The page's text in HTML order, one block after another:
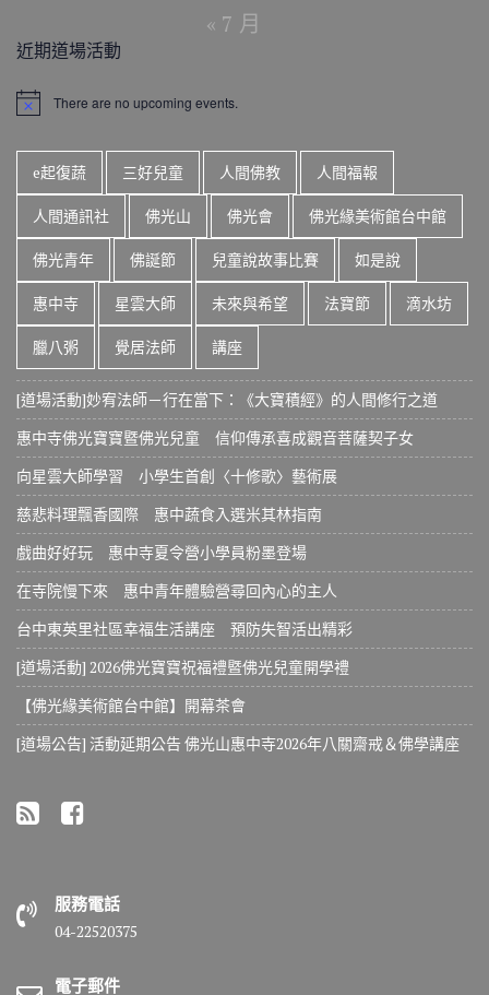
« 7 月
近期道場活動
N
e
There are no upcoming events.
e起復蔬 三好兒童 人間佛教 人間福報
人間通訊社 佛光山 佛光會 佛光緣美術館台中館
佛光青年 佛誕節 兒童說故事比賽 如是說
惠中寺 星雲大師 未來與希望 法寶節 滴水坊
臘八粥 覺居法師 講座
[道場活動]妙宥法師－行在當下：《大寶積經》的人間修行之道
惠中寺佛光寶寶暨佛光兒童 信仰傳承喜成觀音菩薩契子女
向星雲大師學習 小學生首創〈十修歌〉藝術展
慈悲料理飄香國際 惠中蔬食入選米其林指南
戲曲好好玩 惠中寺夏令營小學員粉墨登場
在寺院慢下來 惠中青年體驗營尋回內心的主人
台中東英里社區幸福生活講座 預防失智活出精彩
[道場活動] 2026佛光寶寶祝福禮暨佛光兒童開學禮
【佛光緣美術館台中館】開幕茶會
[道場公告] 活動延期公告 佛光山惠中寺2026年八關齋戒＆佛學講座
服務電話
04-22520375
電子郵件